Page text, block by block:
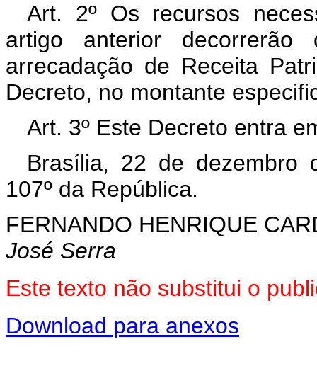
Art. 2º Os recursos
artigo anterior
arrecadação de Receita
Decreto, no montante
Art. 3º Este Decreto entra
Brasília, 22 de dezembro
107º da República.
FERNANDO HENRIQUE
José Serra
Este texto não substitui o
Download para anexos